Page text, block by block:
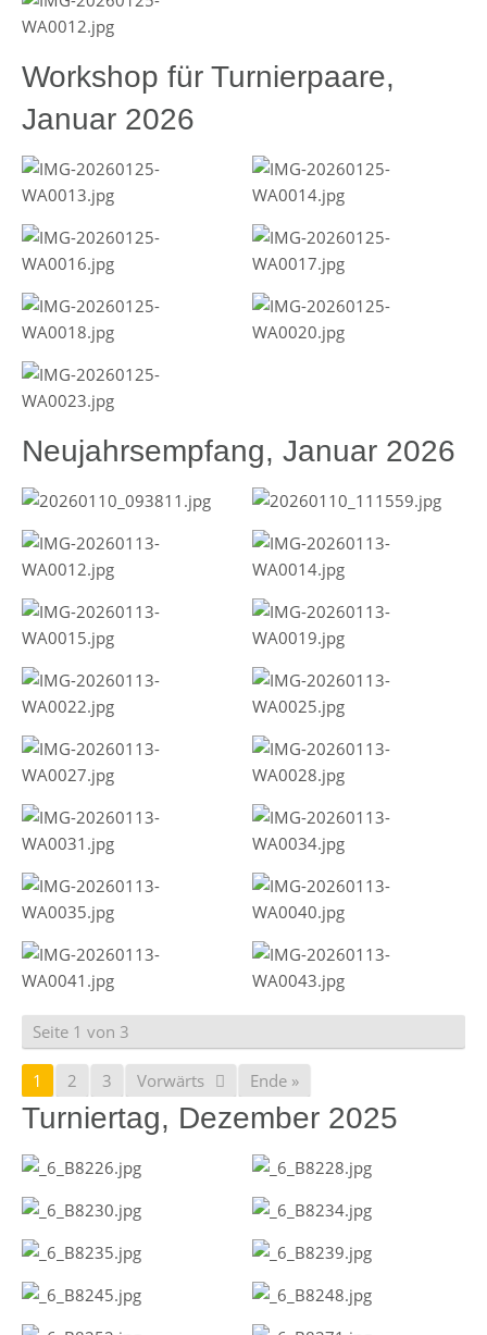
Workshop für Turnierpaare,
Januar 2026
Neujahrsempfang, Januar 2026
Seite 1 von 3
1 2 3 Vorwärts Ende »
Turniertag, Dezember 2025